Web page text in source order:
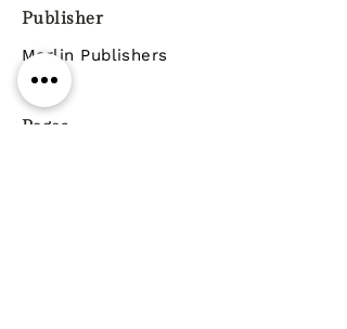
Publisher
Merlin Publishers
Year
Pages